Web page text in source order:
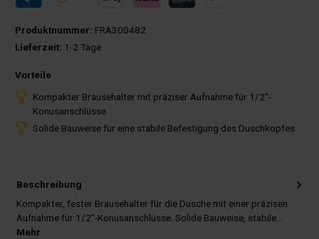
Produktnummer: FRA300482
Lieferzeit: 1-2 Tage
Vorteile
Kompakter Brausehalter mit präziser Aufnahme für 1/2"-
Konusanschlüsse
Solide Bauweise für eine stabile Befestigung des Duschkopfes
Beschreibung
Kompakter, fester Brausehalter für die Dusche mit einer präzisen
Aufnahme für 1/2"-Konusanschlüsse. Solide Bauweise, stabile…
Mehr